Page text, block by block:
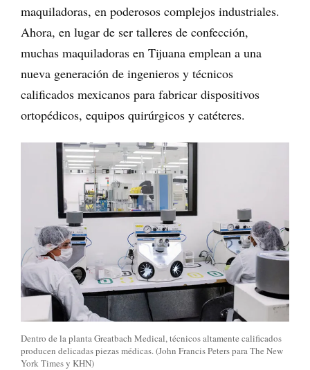
maquiladoras, en poderosos complejos industriales.
Ahora, en lugar de ser talleres de confección,
muchas maquiladoras en Tijuana emplean a una
nueva generación de ingenieros y técnicos
calificados mexicanos para fabricar dispositivos
ortopédicos, equipos quirúrgicos y catéteres.
Dentro de la planta Greatbach Medical, técnicos altamente calificados
producen delicadas piezas médicas. (John Francis Peters para The New
York Times y KHN)